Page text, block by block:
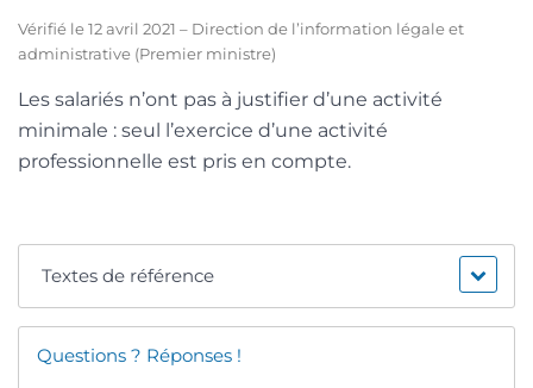
Vérifié le 12 avril 2021 – Direction de l’information légale et
administrative (Premier ministre)
Les salariés n’ont pas à justifier d’une activité
minimale : seul l’exercice d’une activité
professionnelle est pris en compte.
Textes de référence
Questions ? Réponses !